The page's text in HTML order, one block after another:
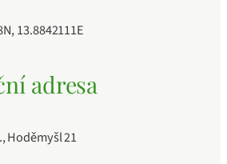
13.8842111E
adresa
Hoděmyšl 21